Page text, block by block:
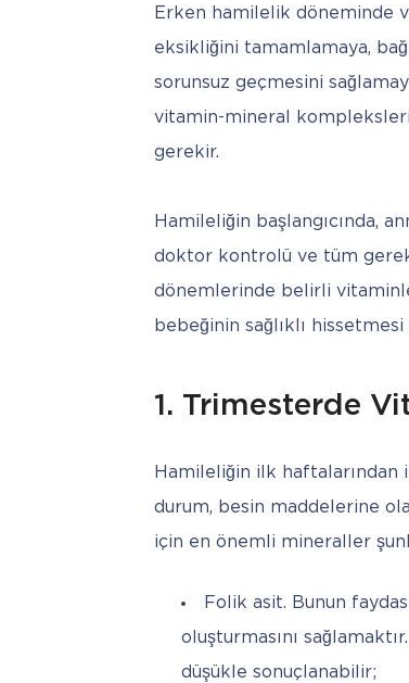
Erken hamilelik döneminde
eksikliğini tamamlamaya,
sorunsuz geçmesini
vitamin-mineral
gerekir.
Hamileliğin başlangıcında,
doktor kontrolü ve tüm
dönemlerinde belirli
bebeğinin sağlıklı
1. Trimesterde
Hamileliğin ilk haftalarından
durum, besin maddelerine
için en önemli mineraller
Folik asit. Bunun
oluşturmasını
düşükle sonuçlanabilir;